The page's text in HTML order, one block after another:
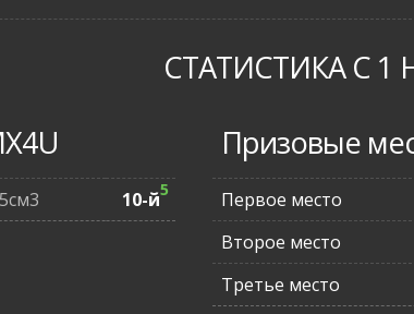
СТАТИСТИКА С 1
10-й5
Призовые
Первое место
Второе место
Третье место